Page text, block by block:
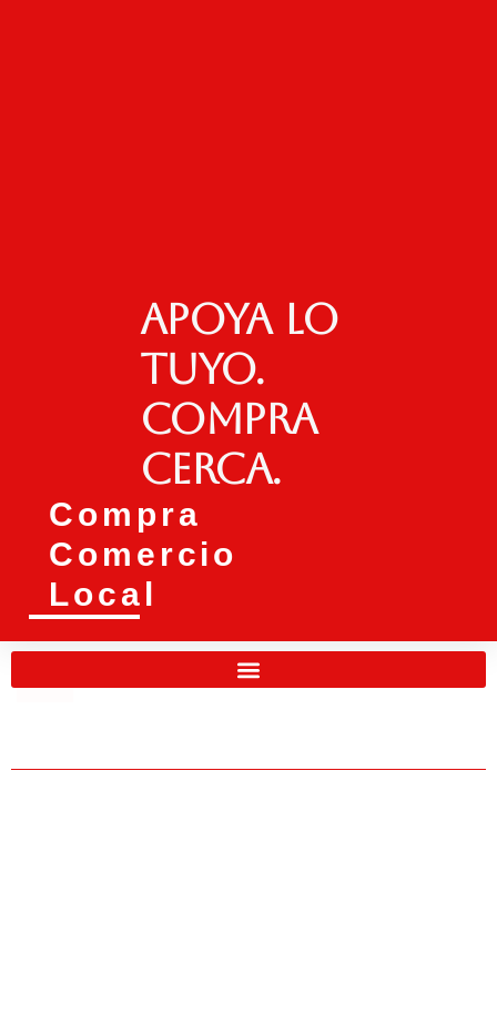
Apoya lo
tuyo.
Compra
cerca.
Compra
Comercio
Local